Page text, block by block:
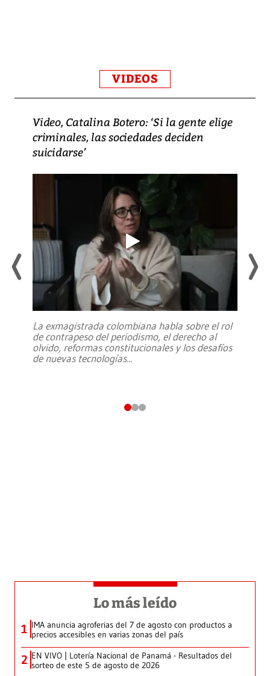
VIDEOS
Video, Catalina Botero: ‘Si la gente elige
criminales, las sociedades deciden
suicidarse’
La exmagistrada colombiana habla sobre el rol
de contrapeso del periodismo, el derecho al
olvido, reformas constitucionales y los desafíos
de nuevas tecnologías...
Lo más leído
1 IMA anuncia agroferias del 7 de agosto con productos a
precios accesibles en varias zonas del país
2 EN VIVO | Lotería Nacional de Panamá - Resultados del
sorteo de este 5 de agosto de 2026